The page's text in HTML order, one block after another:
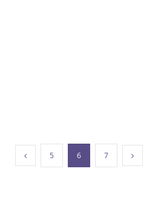
5 6 7